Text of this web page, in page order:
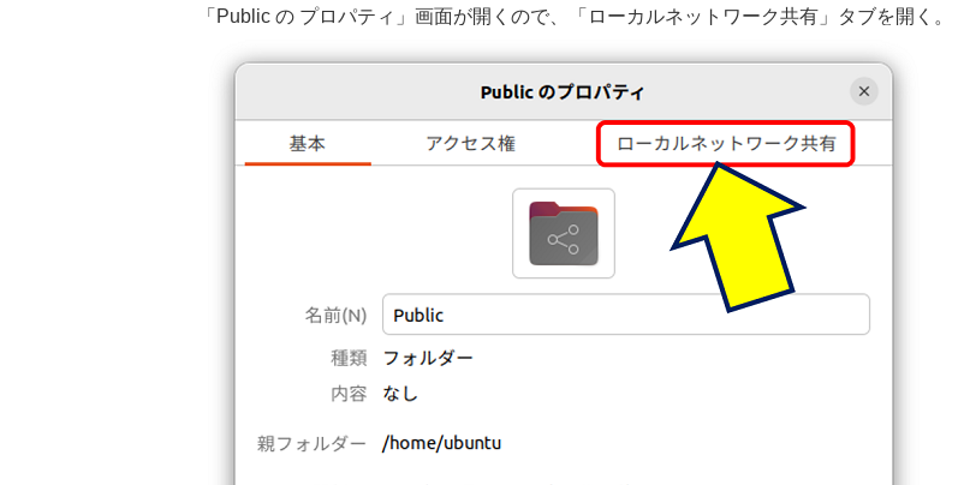
「Public の プロパティ」画面が開くので、「ローカルネットワーク共有」タブを開く。